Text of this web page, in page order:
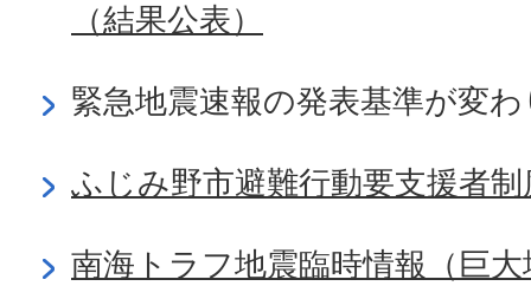
（結果公表）
緊急地震速報の発表基準が変
ふじみ野市避難行動要支援者制
南海トラフ地震臨時情報（巨